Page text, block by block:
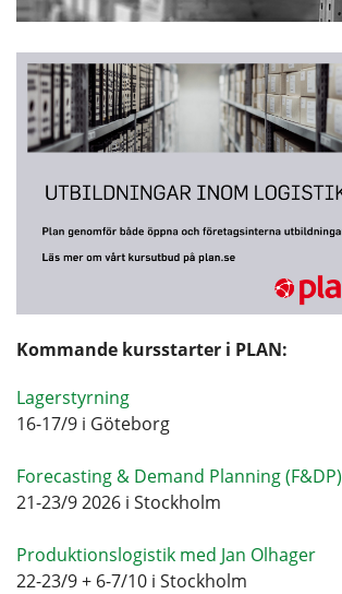
Kommande kursstarter i PLAN:
Lagerstyrning
16-17/9 i Göteborg
Forecasting & Demand Planning (F&DP)
21-23/9 2026 i Stockholm
Produktionslogistik med Jan Olhager
22-23/9 + 6-7/10 i Stockholm